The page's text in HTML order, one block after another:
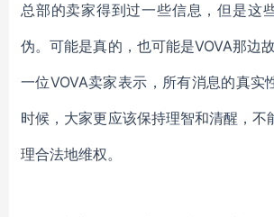
总部的卖家得到过一些信息，但是这
伪。可能是真的，也可能是VOVA那边
一位VOVA卖家表示，所有消息的真实
时候，大家更应该保持理智和清醒，不
理合法地维权。